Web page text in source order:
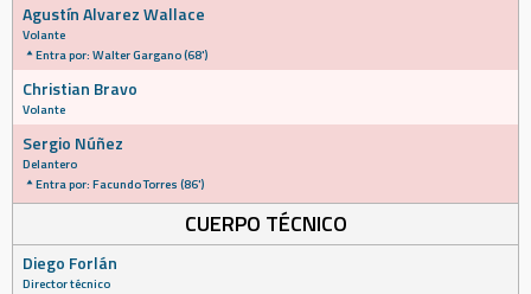
Agustín Alvarez Wallace
Volante
Entra por: Walter Gargano (68')
Christian Bravo
Volante
Sergio Núñez
Delantero
Entra por: Facundo Torres (86')
CUERPO TÉCNICO
Diego Forlán
Director técnico